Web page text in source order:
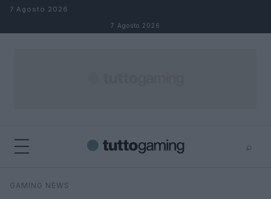
Salta al contenuto
7 Agosto 2026
7 Agosto 2026
⌕
Cerca
GAMING NEWS